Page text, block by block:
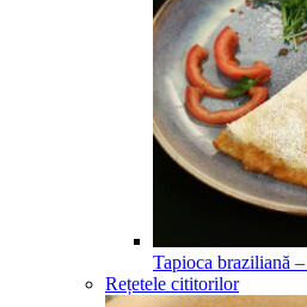
Tapioca braziliană
Rețetele cititorilor